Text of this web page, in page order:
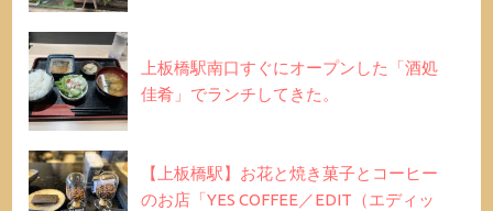
上板橋駅南口すぐにオープンした「酒処
佳肴」でランチしてきた。
【上板橋駅】お花と焼き菓子とコーヒー
のお店「YES COFFEE／EDIT（エディッ